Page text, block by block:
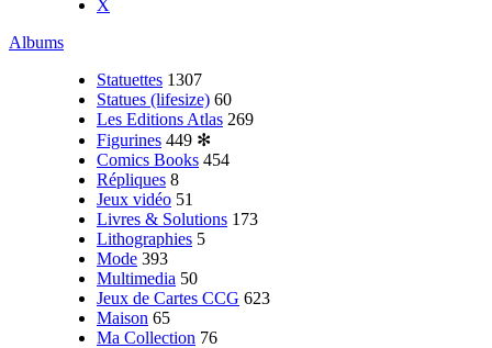
X
Albums
Statuettes 1307
Statues (lifesize) 60
Les Editions Atlas 269
Figurines 449 ✻
Comics Books 454
Répliques 8
Jeux vidéo 51
Livres & Solutions 173
Lithographies 5
Mode 393
Multimedia 50
Jeux de Cartes CCG 623
Maison 65
Ma Collection 76